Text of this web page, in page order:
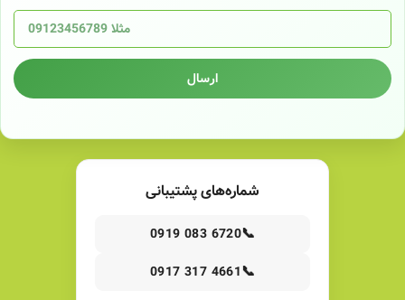
ارسال
شماره‌های پشتیبانی
📞
0919 083 6720
📞
0917 317 4661